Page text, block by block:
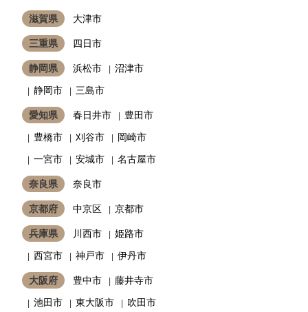
滋賀県 大津市
三重県 四日市
静岡県 浜松市
沼津市
静岡市
三島市
愛知県 春日井市
豊田市
豊橋市
刈谷市
岡崎市
一宮市
安城市 名古屋市
奈良県 奈良市
京都府 中京区 京都市
兵庫県 川西市
姫路市
西宮市
神戸市 伊丹市
大阪府 豊中市
藤井寺市
池田市
東大阪市
吹田市